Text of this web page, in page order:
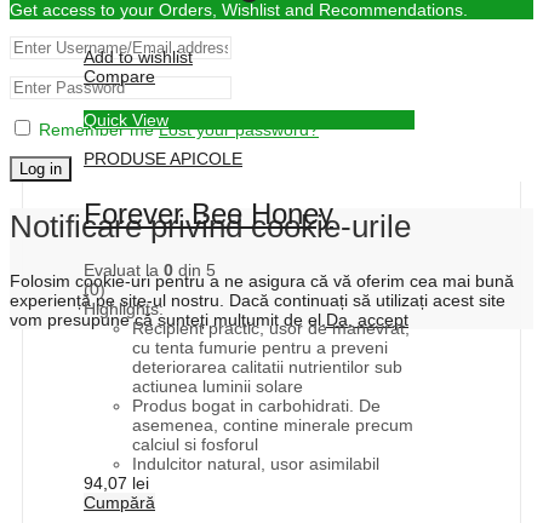
Add to wishlist
Compare
Quick View
PRODUSE APICOLE
Forever Bee Honey
Evaluat la 0 din 5
(0)
Highlights:
Recipient practic, usor de manevrat,
cu tenta fumurie pentru a preveni
deteriorarea calitatii nutrientilor sub
actiunea luminii solare
Produs bogat in carbohidrati. De
asemenea, contine minerale precum
calciul si fosforul
Indulcitor natural, usor asimilabil
94,07 lei
Cumpără
Get access to your Orders, Wishlist and Recommendations.
Remember me Lost your password?
Log in
Notificare privind cookie-urile
Folosim cookie-uri pentru a ne asigura că vă oferim cea mai bună
experiență pe site-ul nostru. Dacă continuați să utilizați acest site
vom presupune că sunteți mulțumit de el.Da, accept